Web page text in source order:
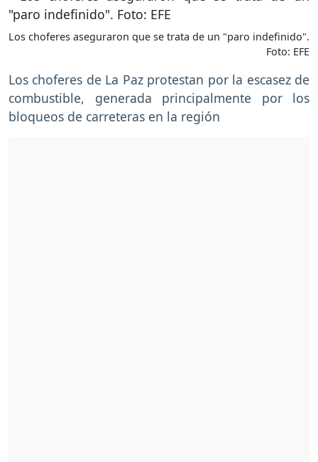
Los choferes aseguraron que se trata de un "paro indefinido".
Foto: EFE
Los choferes de La Paz protestan por la escasez de
combustible, generada principalmente por los
bloqueos de carreteras en la región